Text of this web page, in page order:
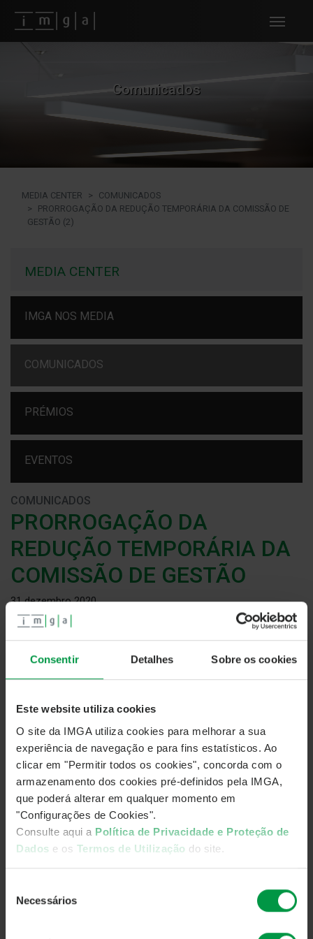
Consentir Detalhes Sobre os cookies
Este website utiliza cookies
O site da IMGA utiliza cookies para melhorar a sua
experiência de navegação e para fins estatísticos. Ao
clicar em "Permitir todos os cookies", concorda com o
armazenamento dos cookies pré-definidos pela IMGA,
que poderá alterar em qualquer momento em
"Configurações de Cookies".
Consulte aqui a Política de Privacidade e Proteção de
Dados e os Termos de Utilização do site.
Necessários
Fundos imga
Comunicados
MEDIA CENTER
COMUNICADOS
PRORROGAÇÃO DA REDUÇÃO TEMPORÁRIA DA COMISSÃO DE
GESTÃO (2)
MEDIA CENTER
IMGA NOS MEDIA
COMUNICADOS
PRÉMIOS
EVENTOS
COMUNICADOS
PRORROGAÇÃO DA
REDUÇÃO TEMPORÁRIA DA
COMISSÃO DE GESTÃO
31 dezembro 2020
A IM Gestão de Ativos (IMGA), informa que
decidiu prorrogar a redução temporária da comissão de
gestão dos seguintes fundos para o período
compreendido entre 1 de janeiro e 30 de junho de 2021:
IMGA Money Market – Categoria A
IMGA Liquidez – Categoria A: 0,10%/ano
IMGA Euro Taxa Variável – Categoria A : 0,35%/ano
IMGA Rendimento Semestral: 0,50%/ano
A IMGA pretende com esta medida manter o ajustamento
das comissões de gestão à atual política de taxas de juro
negativas implementada pelo Banco Central Europeu a qual
tem afetado, nos últimos meses, a rendibilidade dos
que normalmente fazem parte da carteira de investimento